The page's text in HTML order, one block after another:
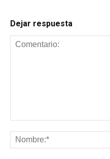
Dejar respuesta